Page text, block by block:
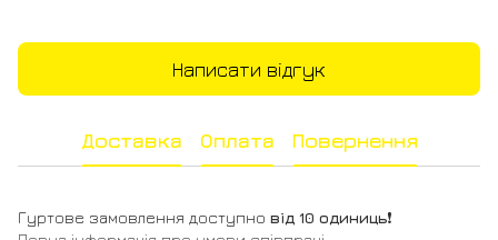
Написати відгук
Доставка Оплата Повернення
Гуртове замовлення доступно від 10 одиниць❗️